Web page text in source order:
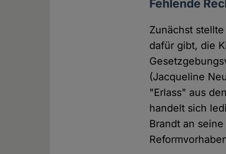
Fehlende
Zunächst
dafür gibt, die
(Jacqueline
"Erlass" aus
handelt sich
Brandt an